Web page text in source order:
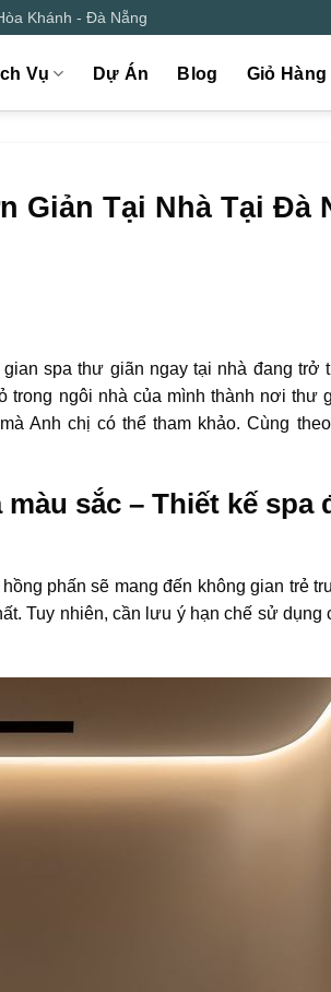
Khánh - Đà Nẵng
Vụ Dự Án Blog Giỏ Hàng
Giản Tại Nhà Tại Đà
spa thư giãn ngay tại nhà đang
trong ngôi nhà của mình thành nơi
Anh chị có thể tham khảo. Cùng
sắc – Thiết kế spa
phấn sẽ mang đến không gian trẻ
Tuy nhiên, cần lưu ý hạn chế sử dụng